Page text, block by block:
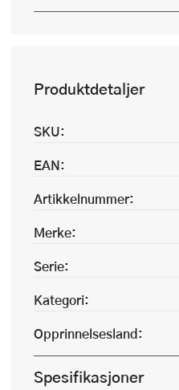
Produktdetaljer
SKU:
EAN:
Artikkelnummer:
Merke:
Serie:
Kategori:
Opprinnelsesland:
Spesifikasjoner